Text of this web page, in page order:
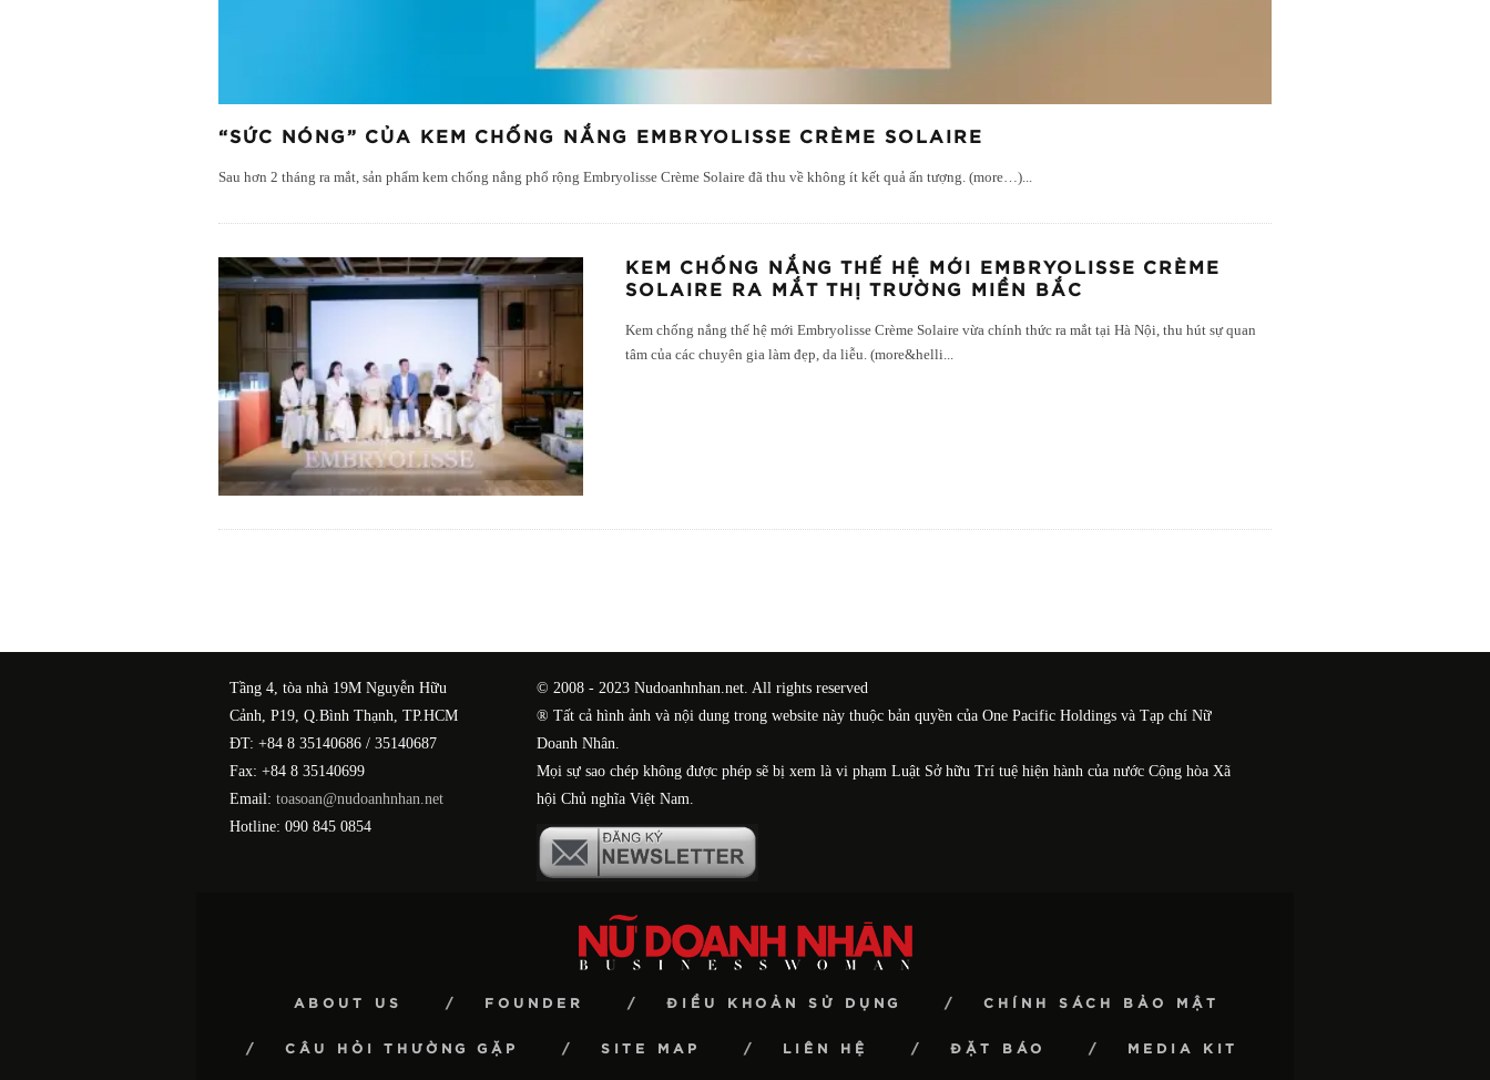
“SỨC NÓNG” CỦA KEM CHỐNG NẮNG EMBRYOLISSE CRÈME SOLAIRE
Sau hơn 2 tháng ra mắt, sản phẩm kem chống nắng phổ rộng Embryolisse Crème Solaire đã thu về không ít kết quả ấn tượng. (more…)...
KEM CHỐNG NẮNG THẾ HỆ MỚI EMBRYOLISSE CRÈME
SOLAIRE RA MẮT THỊ TRƯỜNG MIỀN BẮC
Kem chống nắng thế hệ mới Embryolisse Crème Solaire vừa chính thức ra mắt tại Hà Nội, thu hút sự quan
tâm của các chuyên gia làm đẹp, da liễu. (more&helli...
Tầng 4, tòa nhà 19M Nguyễn Hữu
Cảnh, P19, Q.Bình Thạnh, TP.HCM
ĐT: +84 8 35140686 / 35140687
Fax: +84 8 35140699
Email: toasoan@nudoanhnhan.net
Hotline: 090 845 0854
© 2008 - 2023 Nudoanhnhan.net. All rights reserved
® Tất cả hình ảnh và nội dung trong website này thuộc bản quyền của One Pacific Holdings và Tạp chí Nữ
Doanh Nhân.
Mọi sự sao chép không được phép sẽ bị xem là vi phạm Luật Sở hữu Trí tuệ hiện hành của nước Cộng hòa Xã
hội Chủ nghĩa Việt Nam.
ABOUT US FOUNDER ĐIỀU KHOẢN SỬ DỤNG CHÍNH SÁCH BẢO MẬT
CÂU HỎI THƯỜNG GẶP SITE MAP LIÊN HỆ ĐẶT BÁO MEDIA KIT